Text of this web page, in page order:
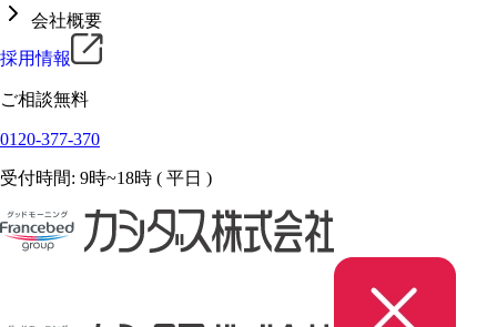
会社概要
採用情報
ご相談無料
0120-377-370
受付時間: 9時~18時 ( 平日 )